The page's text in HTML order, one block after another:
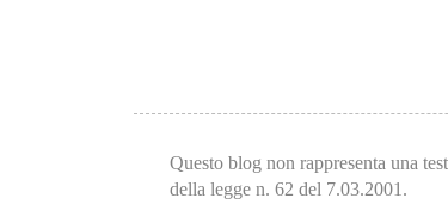
Questo blog non rappresenta una
della legge n. 62 del 7.03.2001.